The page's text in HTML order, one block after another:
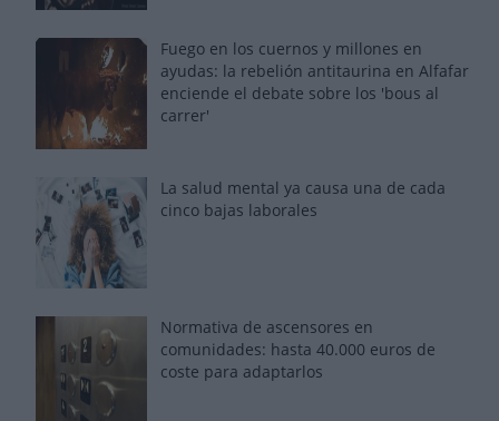
Fuego en los cuernos y millones en
ayudas: la rebelión antitaurina en Alfafar
enciende el debate sobre los 'bous al
carrer'
La salud mental ya causa una de cada
cinco bajas laborales
Normativa de ascensores en
comunidades: hasta 40.000 euros de
coste para adaptarlos